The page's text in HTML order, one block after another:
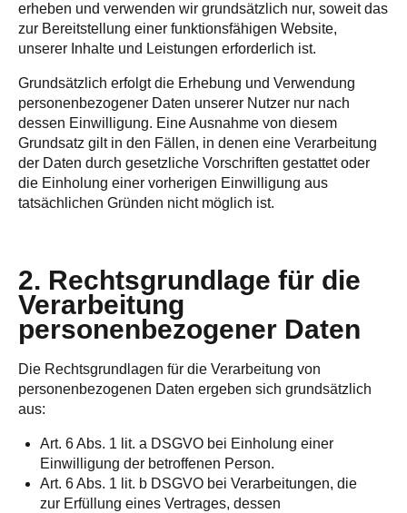
erheben und verwenden wir grundsätzlich nur, soweit das
zur Bereitstellung einer funktionsfähigen Website,
unserer Inhalte und Leistungen erforderlich ist.
Grundsätzlich erfolgt die Erhebung und Verwendung
personenbezogener Daten unserer Nutzer nur nach
dessen Einwilligung. Eine Ausnahme von diesem
Grundsatz gilt in den Fällen, in denen eine Verarbeitung
der Daten durch gesetzliche Vorschriften gestattet oder
die Einholung einer vorherigen Einwilligung aus
tatsächlichen Gründen nicht möglich ist.
2. Rechtsgrundlage für die
Verarbeitung
personenbezogener Daten
Die Rechtsgrundlagen für die Verarbeitung von
personenbezogenen Daten ergeben sich grundsätzlich
aus:
Art. 6 Abs. 1 lit. a DSGVO bei Einholung einer
Einwilligung der betroffenen Person.
Art. 6 Abs. 1 lit. b DSGVO bei Verarbeitungen, die
zur Erfüllung eines Vertrages, dessen